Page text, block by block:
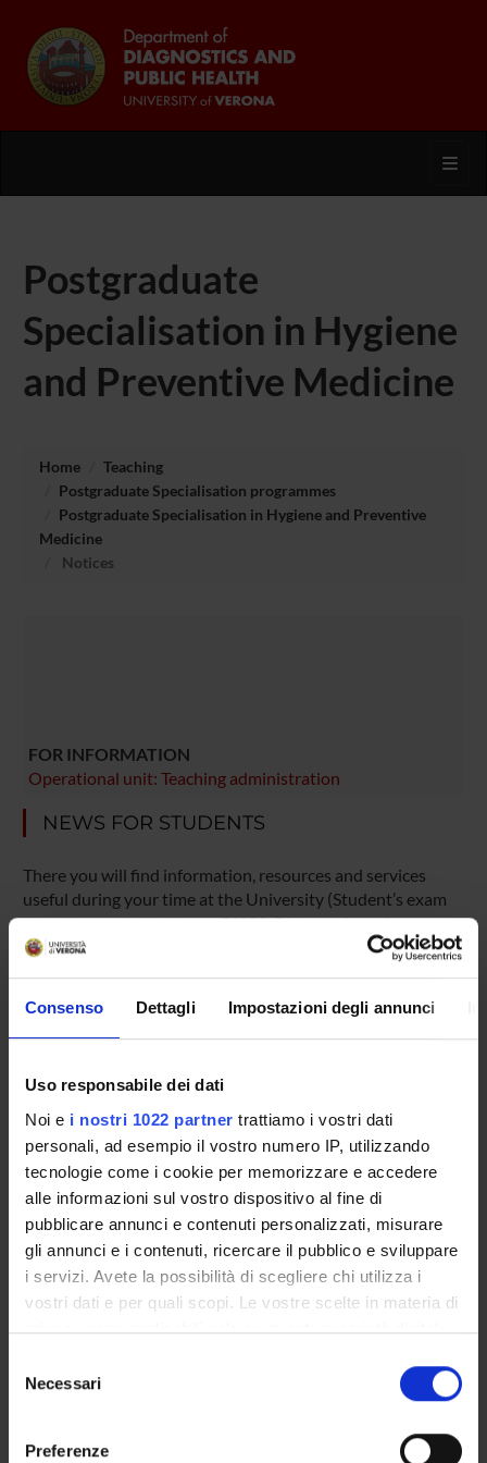
Consenso Dettagli Impostazioni degli annunci
Uso responsabile dei dati
Noi e i nostri 1022 partner trattiamo i vostri dati
personali, ad esempio il vostro numero IP, utilizzando
tecnologie come i cookie per memorizzare e accedere
alle informazioni sul vostro dispositivo al fine di
pubblicare annunci e contenuti personalizzati, misurare
gli annunci e i contenuti, ricercare il pubblico e sviluppare
i servizi. Avete la possibilità di scegliere chi utilizza i
vostri dati e per quali scopi. Le vostre scelte in materia di
privacy sono applicabili solo su questa proprietà digitale
modificare o revocare il proprio consenso in qualsiasi
momento dalla Dichiarazione sui cookie o facendo clic
delNecessari
Preferenze
Postgraduate
Specialisation in Hygiene
and Preventive Medicine
Home
Teaching
Postgraduate Specialisation programmes
Postgraduate Specialisation in Hygiene and Preventive
Medicine
Notices
FOR INFORMATION
Operational unit: Teaching administration
NEWS FOR STUDENTS
There you will find information, resources and services
useful during your time at the University (Student’s exam
record, your study plan on ESSE3, Distance Learning
courses, university email account, office forms,
to receive notification of all the notices from your teachers
and your secretariat via email and also via the Univr app.
MYUNIVR
Overview
Enrolment Procedures and Admission Requirements
Degree Programme
Courses
Notices
Governing bodies